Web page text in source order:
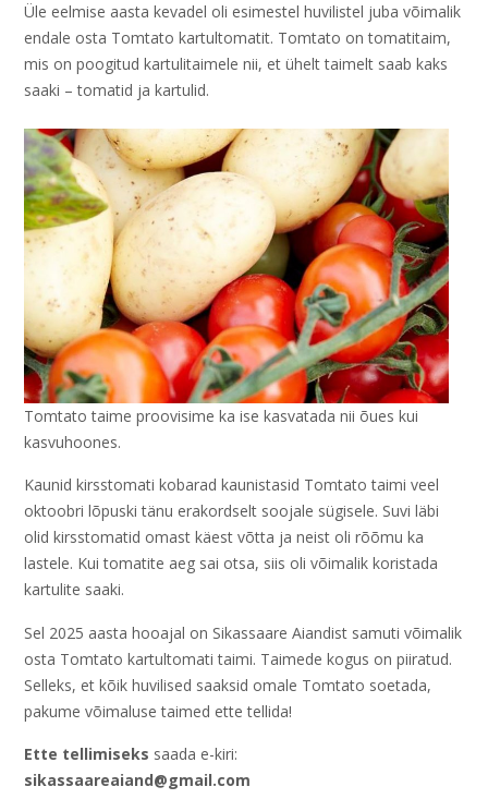
Üle eelmise aasta kevadel oli esimestel huvilistel juba võimalik
endale osta Tomtato kartultomatit. Tomtato on tomatitaim,
mis on poogitud kartulitaimele nii, et ühelt taimelt saab kaks
saaki – tomatid ja kartulid.
Tomtato taime proovisime ka ise kasvatada nii õues kui
kasvuhoones.
Kaunid kirsstomati kobarad kaunistasid Tomtato taimi veel
oktoobri lõpuski tänu erakordselt soojale sügisele. Suvi läbi
olid kirsstomatid omast käest võtta ja neist oli rõõmu ka
lastele. Kui tomatite aeg sai otsa, siis oli võimalik koristada
kartulite saaki.
Sel 2025 aasta hooajal on Sikassaare Aiandist samuti võimalik
osta Tomtato kartultomati taimi. Taimede kogus on piiratud.
Selleks, et kõik huvilised saaksid omale Tomtato soetada,
pakume võimaluse taimed ette tellida!
Ette tellimiseks saada e-kiri:
sikassaareaiand@gmail.com